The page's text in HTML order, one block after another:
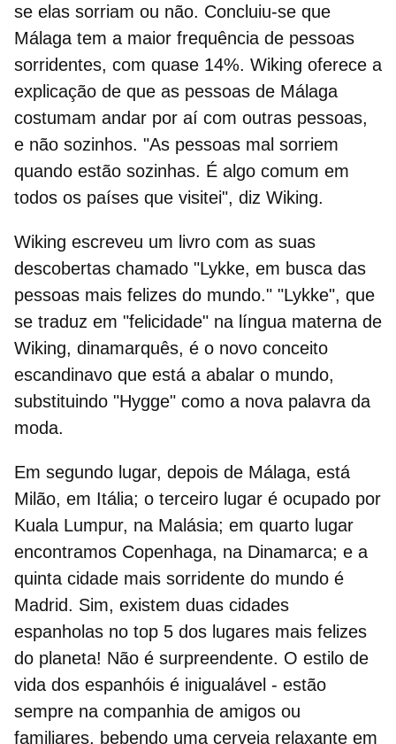
se elas sorriam ou não. Concluiu-se que
Málaga tem a maior frequência de pessoas
sorridentes, com quase 14%. Wiking oferece a
explicação de que as pessoas de Málaga
costumam andar por aí com outras pessoas,
e não sozinhos. "As pessoas mal sorriem
quando estão sozinhas. É algo comum em
todos os países que visitei", diz Wiking.
Wiking escreveu um livro com as suas
descobertas chamado "Lykke, em busca das
pessoas mais felizes do mundo." "Lykke", que
se traduz em "felicidade" na língua materna de
Wiking, dinamarquês, é o novo conceito
escandinavo que está a abalar o mundo,
substituindo "Hygge" como a nova palavra da
moda.
Em segundo lugar, depois de Málaga, está
Milão, em Itália; o terceiro lugar é ocupado por
Kuala Lumpur, na Malásia; em quarto lugar
encontramos Copenhaga, na Dinamarca; e a
quinta cidade mais sorridente do mundo é
Madrid. Sim, existem duas cidades
espanholas no top 5 dos lugares mais felizes
do planeta! Não é surpreendente. O estilo de
vida dos espanhóis é inigualável - estão
sempre na companhia de amigos ou
familiares, bebendo uma cerveja relaxante em